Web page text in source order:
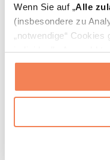
Wenn Sie auf „Alle
(insbesondere zu
„notwendige“
individuelle Auswahl
erlauben“ klicken.
Weitere Informationen
Zubehör nach Aktivität
Laufen
Kampfsport
Yoga & Pilates
Wandern
Rotlichttherapie